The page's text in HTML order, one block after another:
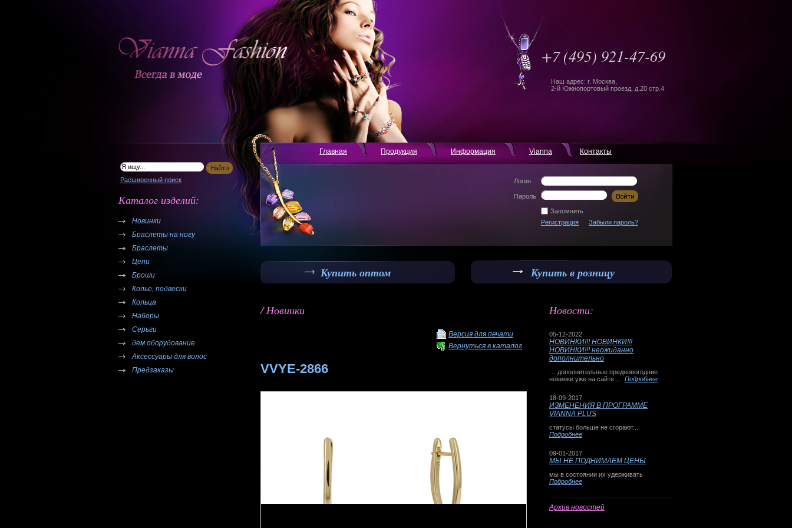
+7 (495) 921-47-69
Наш адрес: г. Москва,
2-й Южнопортовый проезд, д.20 стр.4
Расширенный поиск
Каталог изделий:
Новинки
Браслеты на ногу
Браслеты
Цепи
Броши
Колье, подвески
Кольца
Наборы
Серьги
дем оборудование
Аксессуары для волос
Предзаказы
Главная Продукция Информация Vianna Контакты
Логин
Пароль
Запомнить
Регистрация
Забыли пароль?
Купить оптом Купить в розницу
/ Новинки
Версия для печати
Вернуться в каталог
VVYE-2866
Новости:
05-12-2022
НОВИНКИ!!! НОВИНКИ!!!
НОВИНКИ!!! неожиданно
дополнительно
… дополнительные предновогодние
новинки уже на сайте... Подробнее
18-09-2017
ИЗМЕНЕНИЯ В ПРОГРАММЕ
VIANNA PLUS
статусы больше не сгорают...
Подробнее
09-01-2017
МЫ НЕ ПОДНИМАЕМ ЦЕНЫ
мы в состоянии их удерживать
Подробнее
Архив новостей